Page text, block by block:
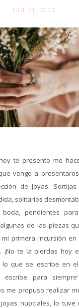
JUN 01. 2017
te presento me
vengo a presentaros
de Joyas.
solitarios
pendientes
de las piezas
primera incursión en
¡No te la pierdas hoy
que se escribe en el
para
me propuso realizar
nupciales, lo tuve